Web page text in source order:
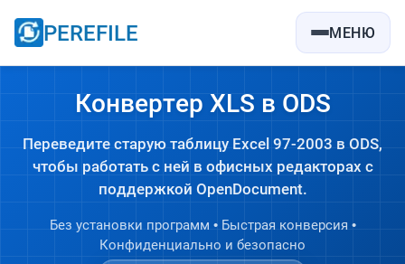
PEREFILE МЕНЮ
Конвертер XLS в ODS
Переведите старую таблицу Excel 97-2003 в ODS,
чтобы работать с ней в офисных редакторах с
поддержкой OpenDocument.
Без установки программ • Быстрая конверсия •
Конфиденциально и безопасно